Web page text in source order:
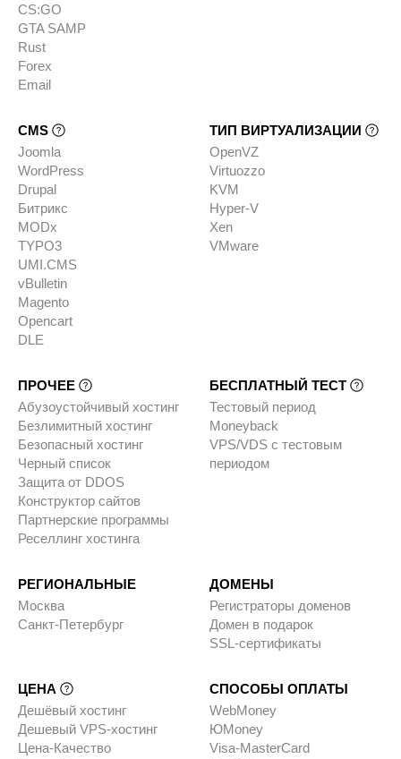
CS:GO
GTA SAMP
Rust
Forex
Email
CMS
Joomla
WordPress
Drupal
Битрикс
MODx
TYPO3
UMI.CMS
vBulletin
Magento
Opencart
DLE
ТИП ВИРТУАЛИЗАЦИИ
OpenVZ
Virtuozzo
KVM
Hyper-V
Xen
VMware
ПРОЧЕЕ
Абузоустойчивый хостинг
Безлимитный хостинг
Безопасный хостинг
Черный список
Защита от DDOS
Конструктор сайтов
Партнерские программы
Реселлинг хостинга
БЕСПЛАТНЫЙ ТЕСТ
Тестовый период
Moneyback
VPS/VDS с тестовым
периодом
РЕГИОНАЛЬНЫЕ
Москва
Санкт-Петербург
ДОМЕНЫ
Регистраторы доменов
Домен в подарок
SSL-сертификаты
ЦЕНА
Дешёвый хостинг
Дешевый VPS-хостинг
Цена-Качество
СПОСОБЫ ОПЛАТЫ
WebMoney
ЮMoney
Visa-MasterCard